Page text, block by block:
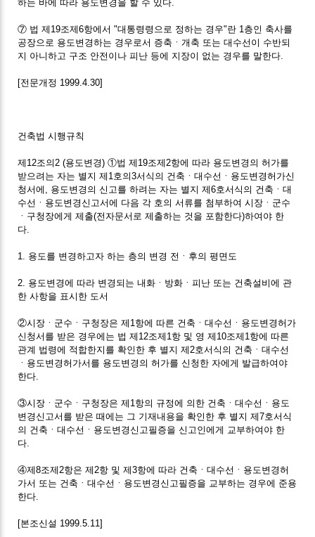
하는 바에 따라 용도변경을 할 수 있다.
⑦ 법 제19조제6항에서 "대통령령으로 정하는 경우"란 1층인 축사를
공장으로 용도변경하는 경우로서 증축ㆍ개축 또는 대수선이 수반되
지 아니하고 구조 안전이나 피난 등에 지장이 없는 경우를 말한다.
[전문개정 1999.4.30]
건축법 시행규칙
제12조의2 (용도변경) ①법 제19조제2항에 따라 용도변경의 허가를
받으려는 자는 별지 제1호의3서식의 건축ㆍ대수선ㆍ용도변경허가신
청서에, 용도변경의 신고를 하려는 자는 별지 제6호서식의 건축ㆍ대
수선ㆍ용도변경신고서에 다음 각 호의 서류를 첨부하여 시장ㆍ군수
ㆍ구청장에게 제출(전자문서로 제출하는 것을 포함한다)하여야 한
다.
1. 용도를 변경하고자 하는 층의 변경 전ㆍ후의 평면도
2. 용도변경에 따라 변경되는 내화ㆍ방화ㆍ피난 또는 건축설비에 관
한 사항을 표시한 도서
②시장ㆍ군수ㆍ구청장은 제1항에 따른 건축ㆍ대수선ㆍ용도변경허가
신청서를 받은 경우에는 법 제12조제1항 및 영 제10조제1항에 따른
관계 법령에 적합한지를 확인한 후 별지 제2호서식의 건축ㆍ대수선
ㆍ용도변경허가서를 용도변경의 허가를 신청한 자에게 발급하여야
한다.
③시장ㆍ군수ㆍ구청장은 제1항의 규정에 의한 건축ㆍ대수선ㆍ용도
변경신고서를 받은 때에는 그 기재내용을 확인한 후 별지 제7호서식
의 건축ㆍ대수선ㆍ용도변경신고필증을 신고인에게 교부하여야 한
다.
④제8조제2항은 제2항 및 제3항에 따라 건축ㆍ대수선ㆍ용도변경허
가서 또는 건축ㆍ대수선ㆍ용도변경신고필증을 교부하는 경우에 준용
한다.
[본조신설 1999.5.11]